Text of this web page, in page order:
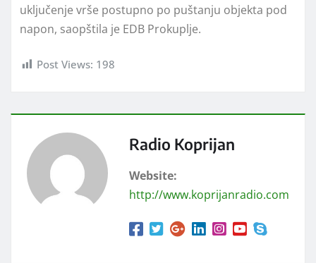
uključenje vrše postupno po puštanju objekta pod
napon, saopštila je EDB Prokuplje.
Post Views: 198
Radio Koprijan
Website:
http://www.koprijanradio.com